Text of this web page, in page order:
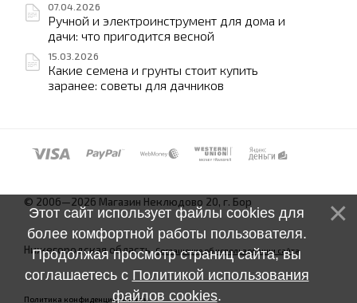
07.04.2026
Ручной и электроинструмент для дома и
дачи: что пригодится весной
15.03.2026
Какие семена и грунты стоит купить
заранее: советы для дачников
© 2006—2026 Магазин Неклюдово 20, г. Бор
Нижегородская область.Соглашение об использовании сайта
Политика конфиденциальности
Этот сайт использует файлы cookies для
более комфортной работы пользователя.
Продолжая просмотр страниц сайта, вы
соглашаетесь с Политикой использования
файлов cookies.